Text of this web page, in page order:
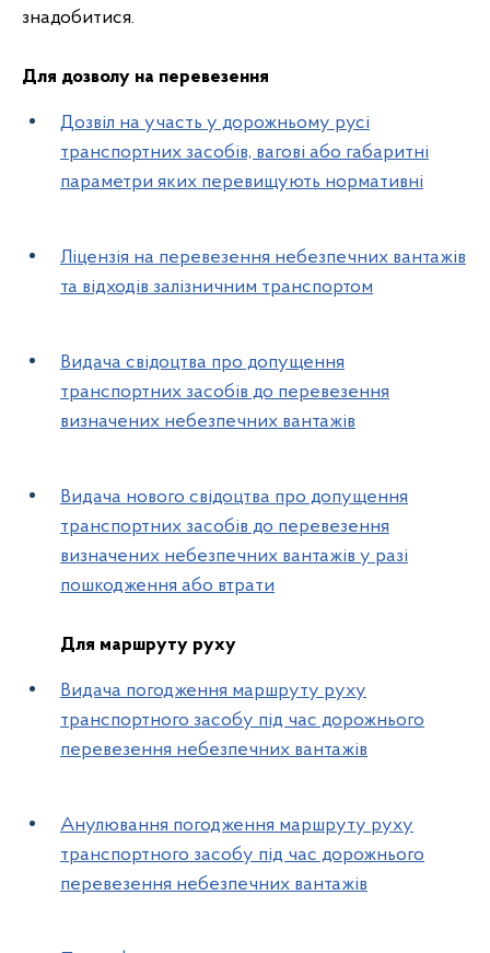
знадобитися.
Для дозволу на перевезення
Дозвіл на участь у дорожньому русі
транспортних засобів, вагові або габаритні
параметри яких перевищують нормативні
Ліцензія на перевезення небезпечних вантажів
та відходів залізничним транспортом
Видача свідоцтва про допущення
транспортних засобів до перевезення
визначених небезпечних вантажів
Видача нового свідоцтва про допущення
транспортних засобів до перевезення
визначених небезпечних вантажів у разі
пошкодження або втрати
Для маршруту руху
Видача погодження маршруту руху
транспортного засобу під час дорожнього
перевезення небезпечних вантажів
Анулювання погодження маршруту руху
транспортного засобу під час дорожнього
перевезення небезпечних вантажів